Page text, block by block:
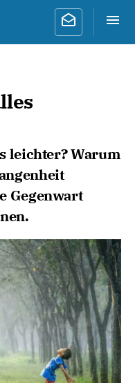
leichter? Warum
Gegenwart